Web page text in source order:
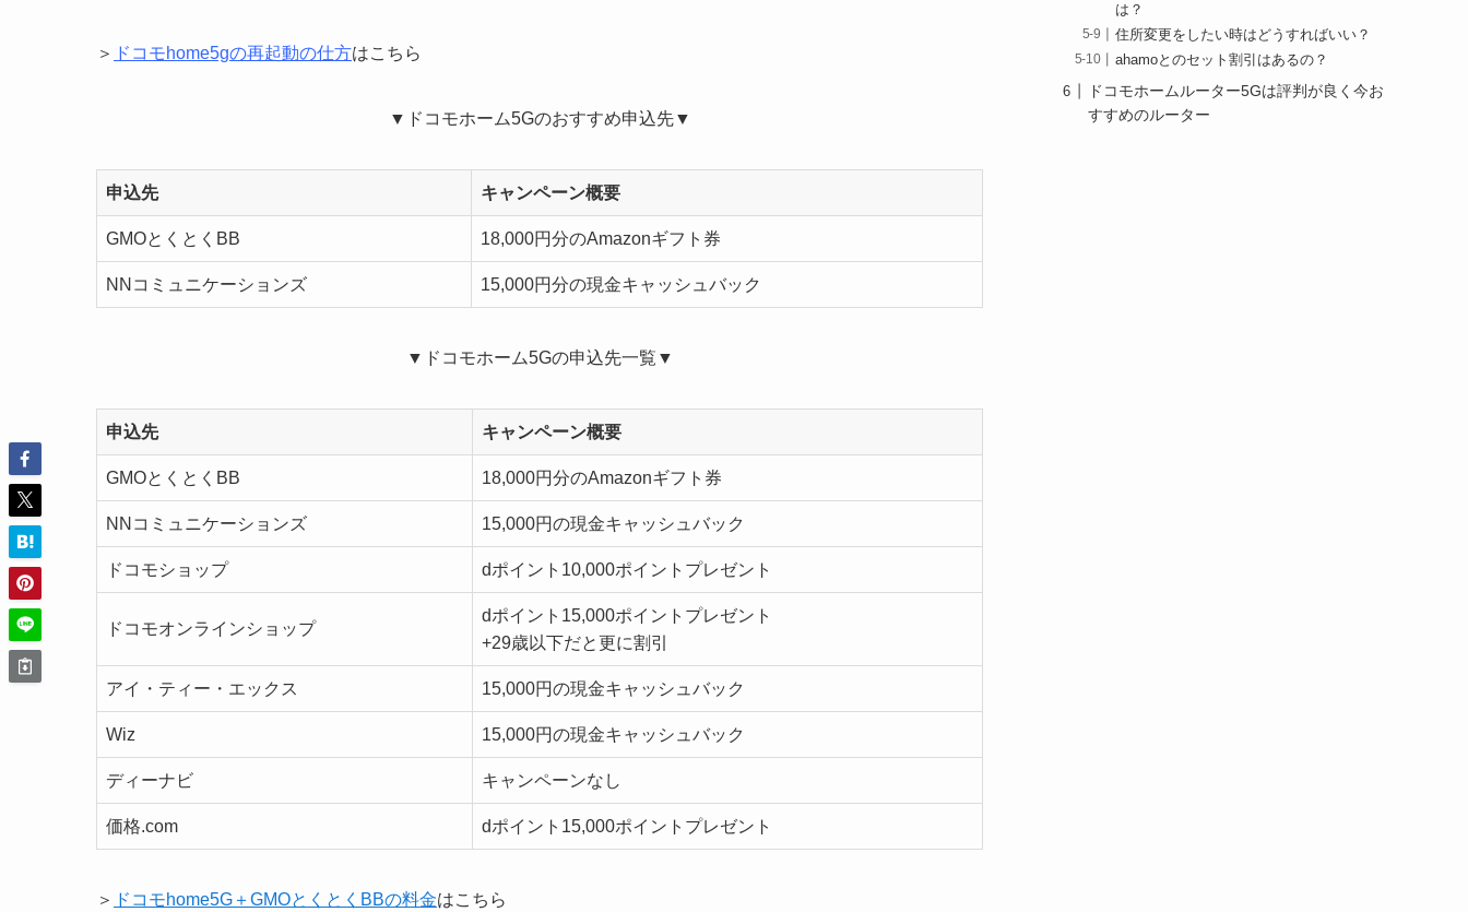
＞ ドコモhome5gの再起動の仕方はこちら
▼ドコモホーム5Gのおすすめ申込先▼
申込先 キャンペーン概要
GMOとくとくBB 18,000円分のAmazonギフト券
NNコミュニケーションズ 15,000円分の現金キャッシュバック
▼ドコモホーム5Gの申込先一覧▼
申込先 キャンペーン概要
GMOとくとくBB 18,000円分のAmazonギフト券
NNコミュニケーションズ 15,000円の現金キャッシュバック
ドコモショップ dポイント10,000ポイントプレゼント
ドコモオンラインショップ
dポイント15,000ポイントプレゼント
+29歳以下だと更に割引
アイ・ティー・エックス 15,000円の現金キャッシュバック
Wiz 15,000円の現金キャッシュバック
ディーナビ キャンペーンなし
価格.com dポイント15,000ポイントプレゼント
＞ ドコモhome5G＋GMOとくとくBBの料金はこちら
は？
住所変更をしたい時はどうすればいい？
ahamoとのセット割引はあるの？
ドコモホームルーター5Gは評判が良く今お
すすめのルーター